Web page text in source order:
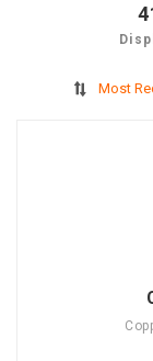
Most